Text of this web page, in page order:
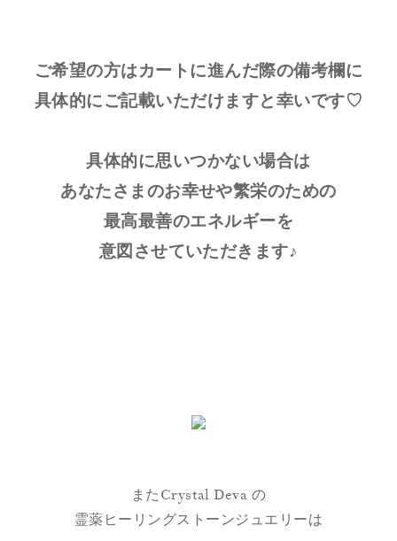
ご希望の方はカートに進んだ際の備考欄に
具体的にご記載いただけますと幸いです♡
具体的に思いつかない場合は
あなたさまのお幸せや繁栄のための
最高最善のエネルギーを
意図させていただきます♪
またCrystal Deva の
霊薬ヒーリングストーンジュエリーは